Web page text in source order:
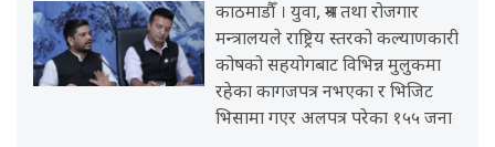
काठमाडौँ । युवा, श्रम तथा रोजगार
मन्त्रालयले राष्ट्रिय स्तरको कल्याणकारी
कोषको सहयोगबाट विभिन्न मुलुकमा
रहेका कागजपत्र नभएका र भिजिट
भिसामा गएर अलपत्र परेका १५५ जना